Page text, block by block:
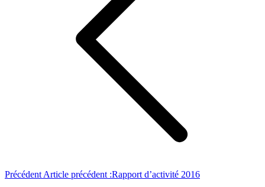
Précédent Article précédent :Rapport d’activité 2016